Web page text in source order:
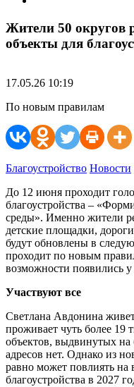
Жители 50 округов
объекты для
17.05.26 10:19
По новым правилам
Благоустройство Новости
До 12 июня проходит
благоустройства –
среды». Именно жители
детские площадки,
будут обновлены в
проходит по новым
возможности появились
Участвуют все
Светлана Авдонина
проживает чуть более 19
объектов, выдвинутых на
адресов нет. Однако из
равно может повлиять на
благоустройства в 2027